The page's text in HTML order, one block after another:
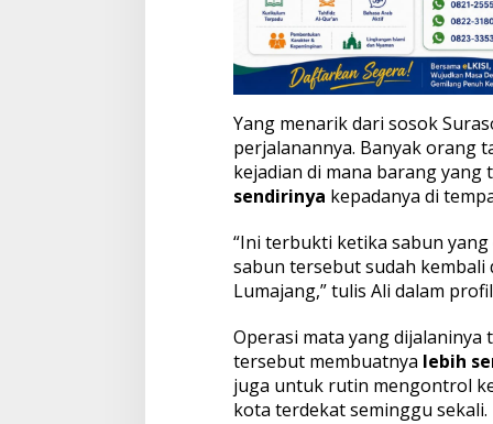
a
l
a
a
n
S
p
i
r
t
u
a
l
y
a
Yang menarik dari sosok
perjalanannya. Banyak orang
kejadian di mana barang
sendirinya kepadanya di
“Ini terbukti ketika sabun
sabun tersebut sudah kembali
Lumajang,” tulis Ali dalam
Operasi mata yang
tersebut membuatnya lebih
juga untuk rutin mengontrol
kota terdekat seminggu sekali.